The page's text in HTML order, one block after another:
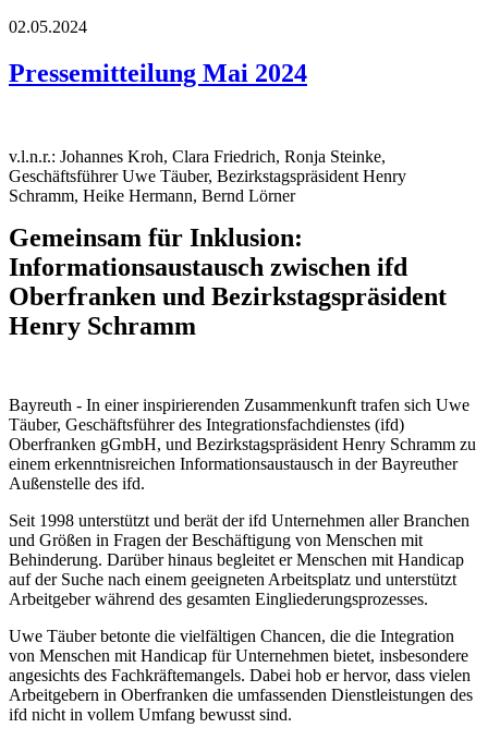
02.05.2024
Pressemitteilung Mai 2024
v.l.n.r.: Johannes Kroh, Clara Friedrich, Ronja Steinke,
Geschäftsführer Uwe Täuber, Bezirkstagspräsident Henry
Schramm, Heike Hermann, Bernd Lörner
Gemeinsam für Inklusion:
Informationsaustausch zwischen ifd
Oberfranken und Bezirkstagspräsident
Henry Schramm
Bayreuth - In einer inspirierenden Zusammenkunft trafen sich Uwe
Täuber, Geschäftsführer des Integrationsfachdienstes (ifd)
Oberfranken gGmbH, und Bezirkstagspräsident Henry Schramm zu
einem erkenntnisreichen Informationsaustausch in der Bayreuther
Außenstelle des ifd.
Seit 1998 unterstützt und berät der ifd Unternehmen aller Branchen
und Größen in Fragen der Beschäftigung von Menschen mit
Behinderung. Darüber hinaus begleitet er Menschen mit Handicap
auf der Suche nach einem geeigneten Arbeitsplatz und unterstützt
Arbeitgeber während des gesamten Eingliederungsprozesses.
Uwe Täuber betonte die vielfältigen Chancen, die die Integration
von Menschen mit Handicap für Unternehmen bietet, insbesondere
angesichts des Fachkräftemangels. Dabei hob er hervor, dass vielen
Arbeitgebern in Oberfranken die umfassenden Dienstleistungen des
ifd nicht in vollem Umfang bewusst sind.